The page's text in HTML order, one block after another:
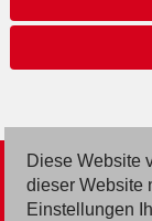
© 2026 Deutsche
Diese Website
dieser Website
Einstellungen